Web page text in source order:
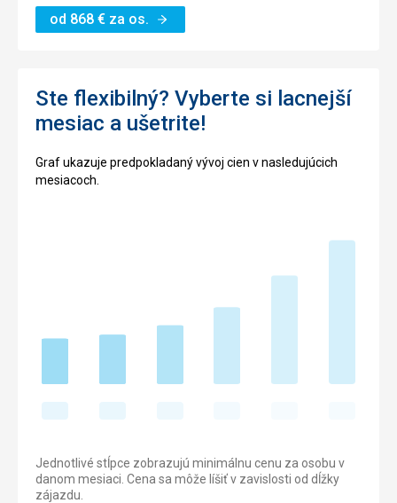
od 868 € za os.
Ste flexibilný? Vyberte si lacnejší
mesiac a ušetrite!
Graf ukazuje predpokladaný vývoj cien v nasledujúcich
mesiacoch.
Jednotlivé stĺpce zobrazujú minimálnu cenu za osobu v
danom mesiaci. Cena sa môže líšiť v zavislosti od dĺžky
zájazdu.